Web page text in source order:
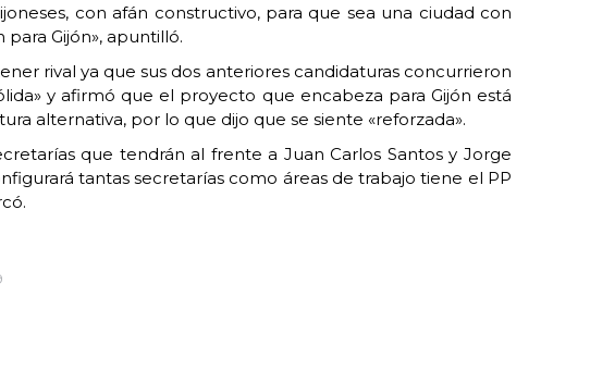
con afán constructivo, para que sea una ciudad con
Gijón», apuntilló.
rival ya que sus dos anteriores candidaturas concurrieron
y afirmó que el proyecto que encabeza para Gijón está
alternativa, por lo que dijo que se siente «reforzada».
que tendrán al frente a Juan Carlos Santos y Jorge
tantas secretarías como áreas de trabajo tiene el PP